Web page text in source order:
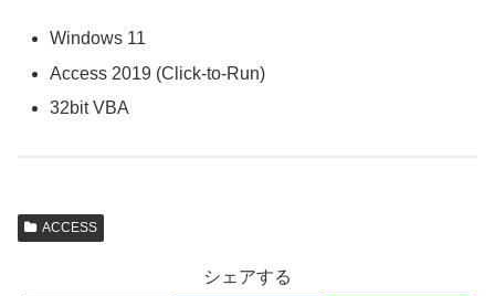
Windows 11
Access 2019 (Click-to-Run)
32bit VBA
ACCESS
シェアする